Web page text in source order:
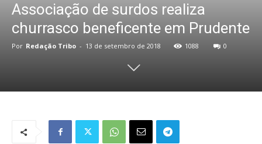
Associação de surdos realiza
churrasco beneficente em Prudente
Por Redação Tribo - 13 de setembro de 2018 1088 0